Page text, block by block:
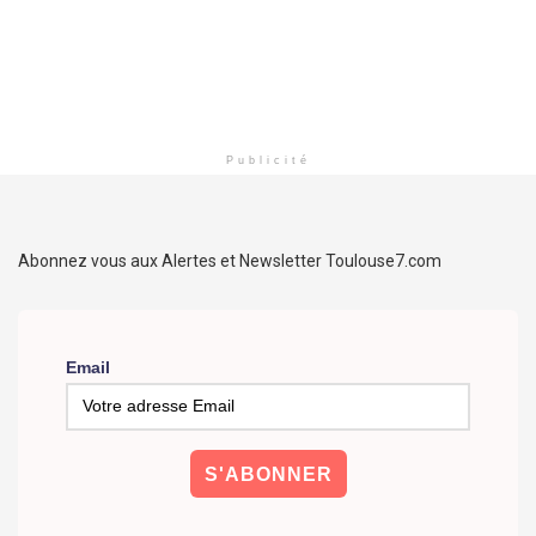
Publicité
Abonnez vous aux Alertes et Newsletter Toulouse7.com
Email